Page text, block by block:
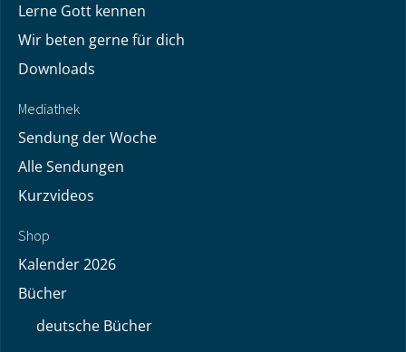
Lerne Gott kennen
Wir beten gerne für dich
Downloads
Mediathek
Sendung der Woche
Alle Sendungen
Kurzvideos
Shop
Kalender 2026
Bücher
deutsche Bücher